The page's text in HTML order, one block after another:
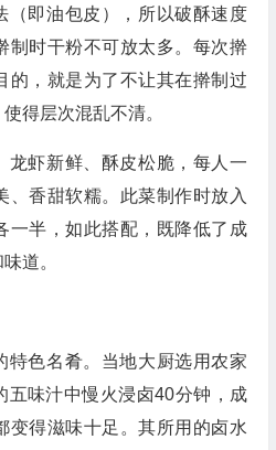
（即油包皮），所以破酥速度
制时干粉不可放太多。每次擀
的，就是为了不让其在擀制过
得层次混乱不清。
龙虾新鲜、酥皮松脆，每人一
、香甜软糯。此菜制作时放入
一半，如此搭配，既降低了成
道。
特色名肴。当地大厨选用农家
五味汁中慢火浸卤40分钟，成
变得滋味十足。其所用的卤水